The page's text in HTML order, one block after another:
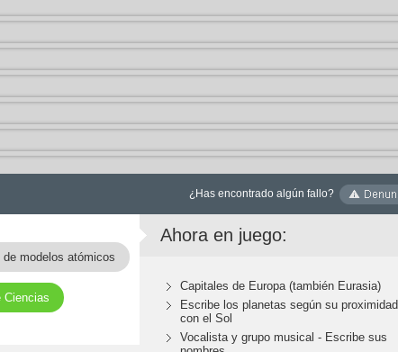
¿Has encontrado algún fallo?
de modelos atómicos
Ciencias
Ahora en juego:
Capitales de Europa (también Eurasia)
Escribe los planetas según su proximidad
con el Sol
Vocalista y grupo musical - Escribe sus